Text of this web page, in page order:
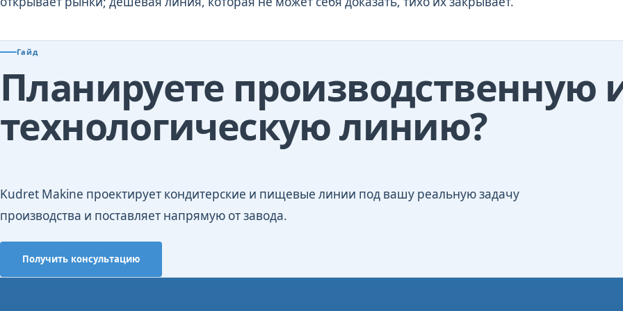
Гайд
Планируете производственную
технологическую линию?
Kudret Makine проектирует кондитерские и пищевые линии под вашу реальную задачу
производства и поставляет напрямую от завода.
Получить консультацию